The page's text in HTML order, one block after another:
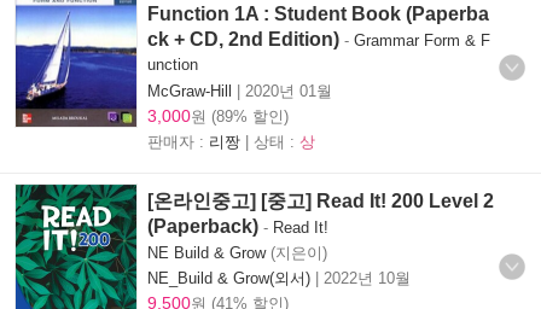
Function 1A : Student Book (Paperba
ck + CD, 2nd Edition) - Grammar Form & F
unction
McGraw-Hill | 2020년 01월
3,000원 (89% 할인)
판매자 : 리짱 | 상태 : 상
[온라인중고] [중고] Read It! 200 Level 2
(Paperback) - Read It!
NE Build & Grow(지은이)
NE_Build & Grow(외서) | 2022년 10월
9,500원 (41% 할인)